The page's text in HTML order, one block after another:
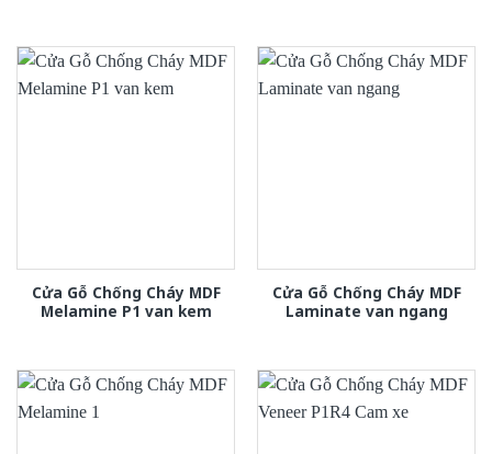
Cửa Gỗ Chống Cháy MDF
Melamine P1 van kem
Cửa Gỗ Chống Cháy MDF
Laminate van ngang